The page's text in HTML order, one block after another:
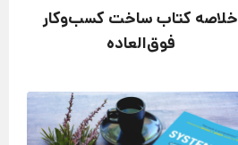
خلاصه کتاب ساخت کسب‌وکار
فوق‌العاده